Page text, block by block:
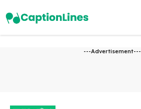
to
content
---Advertisement---